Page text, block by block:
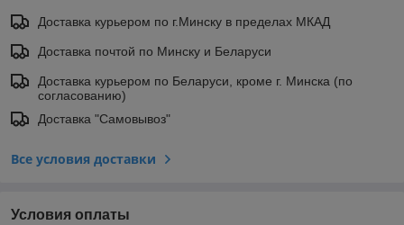
Доставка курьером по г.Минску в пределах МКАД
Доставка почтой по Минску и Беларуси
Доставка курьером по Беларуси, кроме г. Минска (по
согласованию)
Доставка "Самовывоз"
Все условия доставки
Условия оплаты